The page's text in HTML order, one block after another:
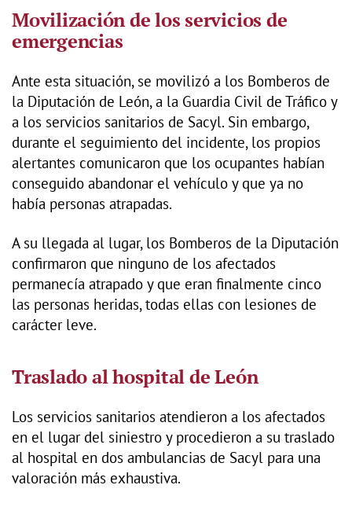
Movilización de los servicios de
emergencias
Ante esta situación, se movilizó a los Bomberos de
la Diputación de León, a la Guardia Civil de Tráfico y
a los servicios sanitarios de Sacyl. Sin embargo,
durante el seguimiento del incidente, los propios
alertantes comunicaron que los ocupantes habían
conseguido abandonar el vehículo y que ya no
había personas atrapadas.
A su llegada al lugar, los Bomberos de la Diputación
confirmaron que ninguno de los afectados
permanecía atrapado y que eran finalmente cinco
las personas heridas, todas ellas con lesiones de
carácter leve.
Traslado al hospital de León
Los servicios sanitarios atendieron a los afectados
en el lugar del siniestro y procedieron a su traslado
al hospital en dos ambulancias de Sacyl para una
valoración más exhaustiva.